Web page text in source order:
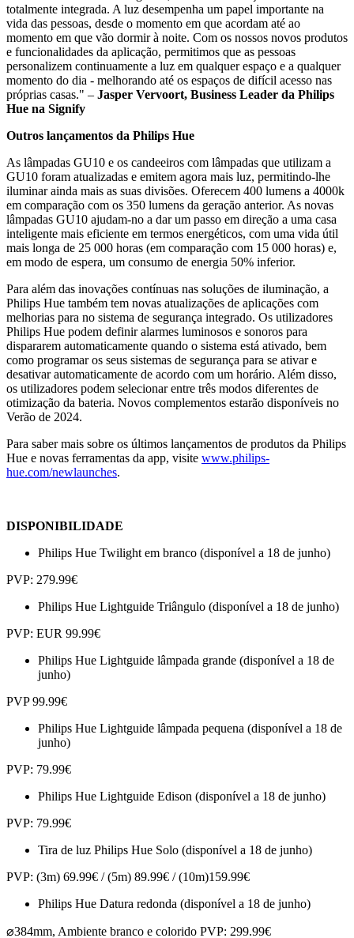
totalmente integrada. A luz desempenha um papel importante na
vida das pessoas, desde o momento em que acordam até ao
momento em que vão dormir à noite. Com os nossos novos produtos
e funcionalidades da aplicação, permitimos que as pessoas
personalizem continuamente a luz em qualquer espaço e a qualquer
momento do dia - melhorando até os espaços de difícil acesso nas
próprias casas." – Jasper Vervoort, Business Leader da Philips
Hue na Signify
Outros lançamentos da Philips Hue
As lâmpadas GU10 e os candeeiros com lâmpadas que utilizam a
GU10 foram atualizadas e emitem agora mais luz, permitindo-lhe
iluminar ainda mais as suas divisões. Oferecem 400 lumens a 4000k
em comparação com os 350 lumens da geração anterior. As novas
lâmpadas GU10 ajudam-no a dar um passo em direção a uma casa
inteligente mais eficiente em termos energéticos, com uma vida útil
mais longa de 25 000 horas (em comparação com 15 000 horas) e,
em modo de espera, um consumo de energia 50% inferior.
Para além das inovações contínuas nas soluções de iluminação, a
Philips Hue também tem novas atualizações de aplicações com
melhorias para no sistema de segurança integrado. Os utilizadores
Philips Hue podem definir alarmes luminosos e sonoros para
dispararem automaticamente quando o sistema está ativado, bem
como programar os seus sistemas de segurança para se ativar e
desativar automaticamente de acordo com um horário. Além disso,
os utilizadores podem selecionar entre três modos diferentes de
otimização da bateria. Novos complementos estarão disponíveis no
Verão de 2024.
Para saber mais sobre os últimos lançamentos de produtos da Philips
Hue e novas ferramentas da app, visite www.philips-
hue.com/newlaunches.
DISPONIBILIDADE
Philips Hue Twilight em branco (disponível a 18 de junho)
PVP: 279.99€
Philips Hue Lightguide Triângulo (disponível a 18 de junho)
PVP: EUR 99.99€
Philips Hue Lightguide lâmpada grande (disponível a 18 de
junho)
PVP 99.99€
Philips Hue Lightguide lâmpada pequena (disponível a 18 de
junho)
PVP: 79.99€
Philips Hue Lightguide Edison (disponível a 18 de junho)
PVP: 79.99€
Tira de luz Philips Hue Solo (disponível a 18 de junho)
PVP: (3m) 69.99€ / (5m) 89.99€ / (10m)159.99€
Philips Hue Datura redonda (disponível a 18 de junho)
⌀384mm, Ambiente branco e colorido PVP: 299.99€